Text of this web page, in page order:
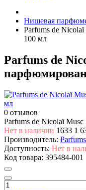
Нишевая
Parfums de
100 мл
Parfums de
0 отзывов
Parfums de Nicolaï
Нет в наличии 1633 1
Производитель:
Доступность: Нет в
Код товара: 395484-001